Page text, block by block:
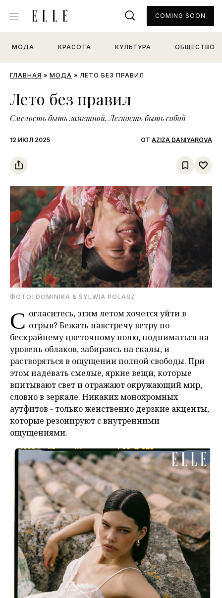
МОДА КРАСОТА КУЛЬТУРА ОБЩЕСТВО
COMING SOON
ГЛАВНАЯ » МОДА » ЛЕТО БЕЗ ПРАВИЛ
Лето без правил
Cмелость быть заметной. Легкость быть собой
12 ИЮЛ 2025 ОТ AZIZA DANIYAROVA
ФОТО: DOMINIKA & SYLWIA POLASZ
С огласитесь, этим летом хочется уйти в
отрыв? Бежать навстречу ветру по
бескрайнему цветочному полю, подниматься на
уровень облаков, забираясь на скалы, и
растворяться в ощущении полной свободы. При
этом надевать смелые, яркие вещи, которые
впитывают свет и отражают окружающий мир,
словно в зеркале. Никаких монохромных
аутфитов - только женственно дерзкие акценты,
которые резонируют с внутренними
ощущениями.